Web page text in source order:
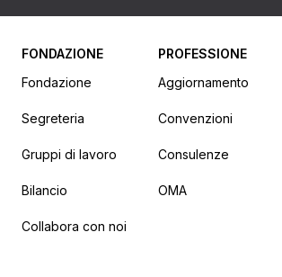
FONDAZIONE
Fondazione
Segreteria
Gruppi di lavoro
Bilancio
Collabora con noi
PROFESSIONE
Aggiornamento
Convenzioni
Consulenze
OMA